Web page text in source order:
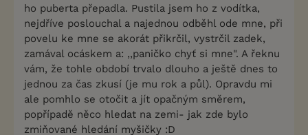
ho puberta přepadla. Pustila jsem ho z vodítka,
nejdříve poslouchal a najednou odběhl ode mne, při
povelu ke mne se akorát přikrčil, vystrčil zadek,
zamával ocáskem a: ,,paničko chyť si mne". A řeknu
vám, že tohle období trvalo dlouho a ještě dnes to
jednou za čas zkusí (je mu rok a půl). Opravdu mi
ale pomhlo se otočit a jít opačným směrem,
popřípadě něco hledat na zemi- jak zde bylo
zmiňované hledání myšičky :D